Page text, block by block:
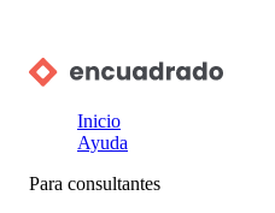
Inicio
Ayuda
Para consultantes